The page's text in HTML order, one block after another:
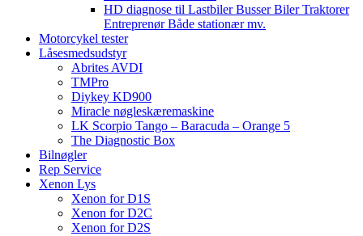
HD diagnose til Lastbiler Busser Biler Traktorer
Entreprenør Både stationær mv.
Motorcykel tester
Låsesmedsudstyr
Abrites AVDI
TMPro
Diykey KD900
Miracle nøgleskæremaskine
LK Scorpio Tango – Baracuda – Orange 5
The Diagnostic Box
Bilnøgler
Rep Service
Xenon Lys
Xenon for D1S
Xenon for D2C
Xenon for D2S